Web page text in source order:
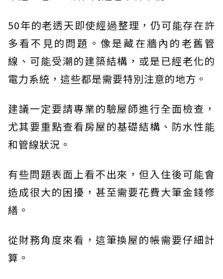
50年的老透天即使經過整理，仍可能存在許
多看不見的問題。像是藏在牆內的老舊管
線、可能受潮的建築結構，或是已經老化的
電力系統，這些都是需要特別注意的地方。
建議一定要請專業的驗屋師進行全面檢查，
尤其要重點查看房屋的基礎結構、防水性能
和管線狀況。
有些問題表面上看不出來，但入住後可能會
造成很大的困擾，甚至需要花費大筆金錢修
繕。
從財務角度來看，這筆換屋的帳需要仔細計
算。